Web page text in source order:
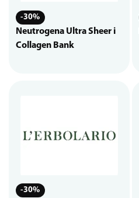
-30%
Neutrogena Ultra Sheer i
Collagen Bank
-30%